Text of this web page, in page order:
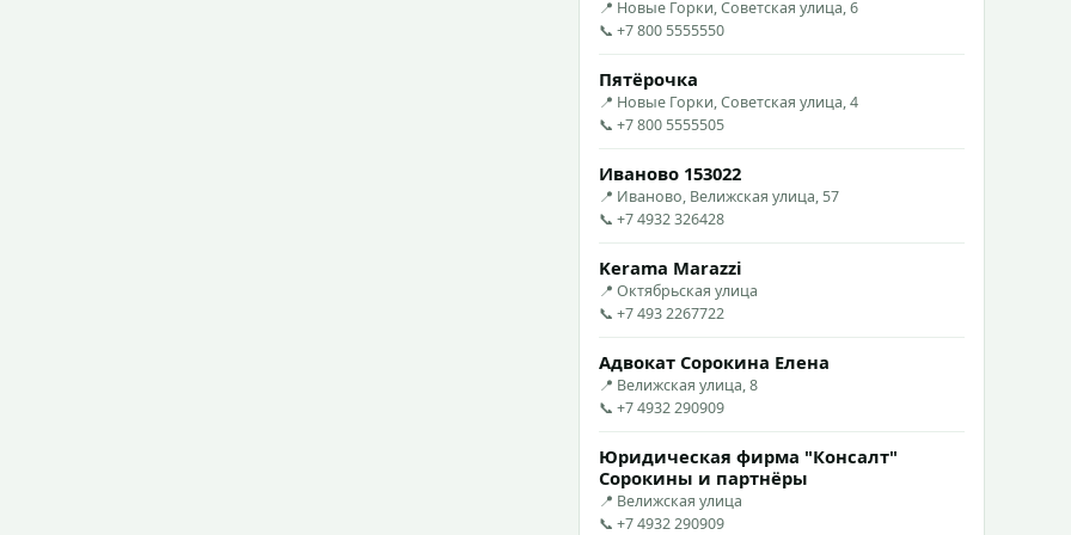
📍 Новые Горки, Советская улица, 6
📞 +7 800 5555550
Пятёрочка
📍 Новые Горки, Советская улица, 4
📞 +7 800 5555505
Иваново 153022
📍 Иваново, Велижская улица, 57
📞 +7 4932 326428
Kerama Marazzi
📍 Октябрьская улица
📞 +7 493 2267722
Адвокат Сорокина Елена
📍 Велижская улица, 8
📞 +7 4932 290909
Юридическая фирма "Консалт"
Сорокины и партнёры
📍 Велижская улица
📞 +7 4932 290909